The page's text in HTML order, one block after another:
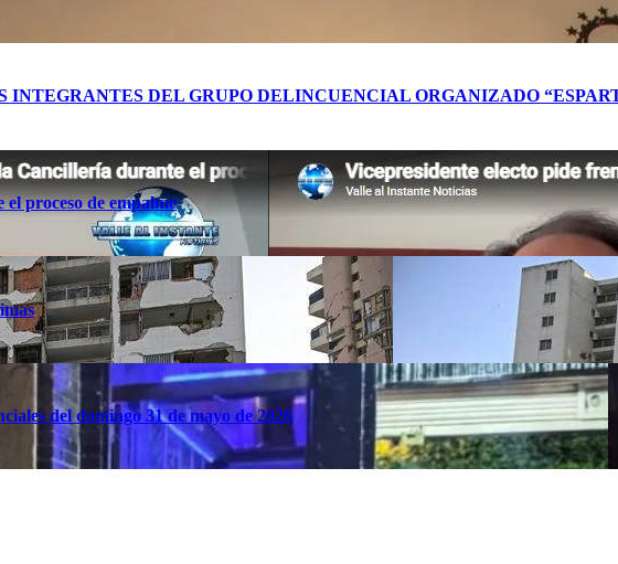
INTEGRANTES DEL GRUPO DELINCUENCIAL ORGANIZADO
proceso de empalme
del domingo 31 de mayo de 2026